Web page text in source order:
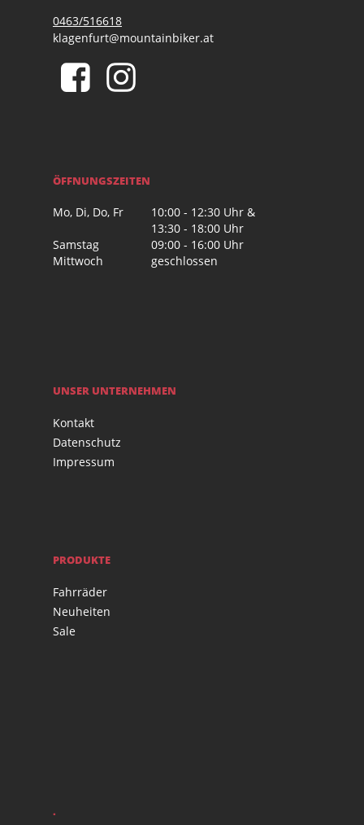
0463/516618
klagenfurt@mountainbiker.at
ÖFFNUNGSZEITEN
Mo, Di, Do, Fr
10:00 - 12:30 Uhr &
13:30 - 18:00 Uhr
Samstag
09:00 - 16:00 Uhr
Mittwoch
geschlossen
UNSER UNTERNEHMEN
Kontakt
Datenschutz
Impressum
PRODUKTE
Fahrräder
Neuheiten
Sale
.